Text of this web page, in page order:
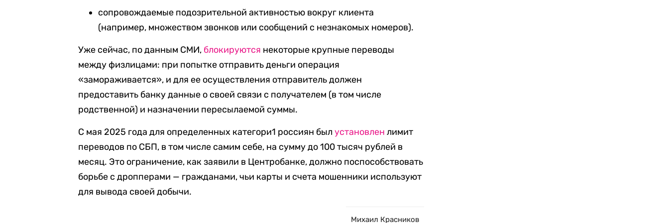
сопровождаемые подозрительной активностью вокруг клиента
(например, множеством звонков или сообщений с незнакомых номеров).
Уже сейчас, по данным СМИ, блокируются некоторые крупные переводы
между физлицами: при попытке отправить деньги операция
«замораживается», и для ее осуществления отправитель должен
предоставить банку данные о своей связи с получателем (в том числе
родственной) и назначении пересылаемой суммы.
С мая 2025 года для определенных категори1 россиян былустановлен лимит
переводов по СБП, в том числе самим себе, на сумму до 100 тысяч рублей в
месяц. Это ограничение, как заявили в Центробанке, должно поспособствовать
борьбе с дропперами — гражданами, чьи карты и счета мошенники используют
для вывода своей добычи.
Михаил Красников